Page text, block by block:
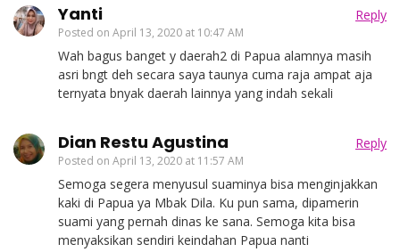
Yanti
Posted on April 13, 2020 at 10:47 AM
Reply
Wah bagus banget y daerah2 di Papua alamnya masih
asri bngt deh secara saya taunya cuma raja ampat aja
ternyata bnyak daerah lainnya yang indah sekali
Dian Restu Agustina
Posted on April 13, 2020 at 11:57 AM
Reply
Semoga segera menyusul suaminya bisa menginjakkan
kaki di Papua ya Mbak Dila. Ku pun sama, dipamerin
suami yang pernah dinas ke sana. Semoga kita bisa
menyaksikan sendiri keindahan Papua nanti